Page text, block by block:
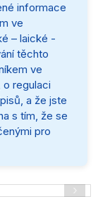
informace
ve
– laické -
těchto
ve
o regulaci
a že jste
s tím, že se
pro